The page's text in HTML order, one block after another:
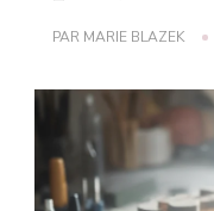
PAR MARIE BLAZEK